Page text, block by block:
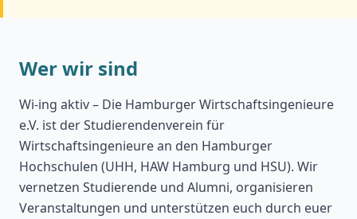
Wer wir sind
Wi-ing aktiv – Die Hamburger Wirtschaftsingenieure
e.V. ist der Studierendenverein für
Wirtschaftsingenieure an den Hamburger
Hochschulen (UHH, HAW Hamburg und HSU). Wir
vernetzen Studierende und Alumni, organisieren
Veranstaltungen und unterstützen euch durch euer